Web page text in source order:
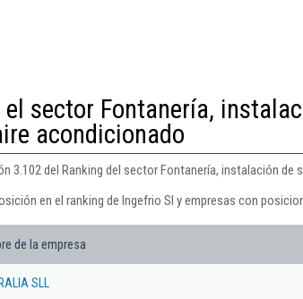
el sector Fontanería,
acondicionado
3.102 del Ranking del sector Fontanería, instalación de
en el ranking de Ingefrio Sl y empresas con
de la empresa
SLL